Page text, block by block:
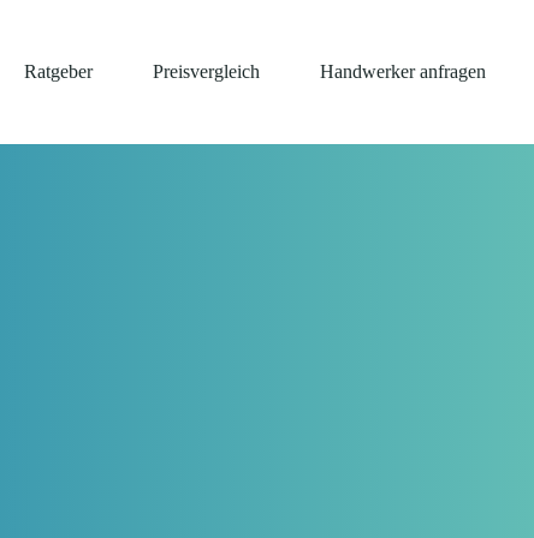
Ratgeber
Preisvergleich Handwerker anfragen